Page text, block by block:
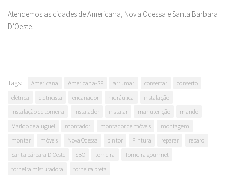
Atendemos as cidades de Americana, Nova Odessa e Santa Barbara
D’Oeste.
Tags: Americana Americana-SP arrumar consertar
conserto
elétrica
eletricista encanador hidráulica
instalação
Instalação de torneira
Instalador instalar manutenção
marido
Marido de aluguel
montador montador de móveis
montagem
montar
móveis Nova Odessa pintor Pintura reparar
reparo
Santa bárbara D'Oeste
SBO torneira
Torneira gourmet
torneira misturadora
torneira preta